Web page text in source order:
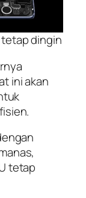
tetap dingin
ini akan
tetap